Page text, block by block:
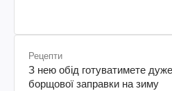
Рецепти
З нею обід готуватимете
борщової заправки на зиму